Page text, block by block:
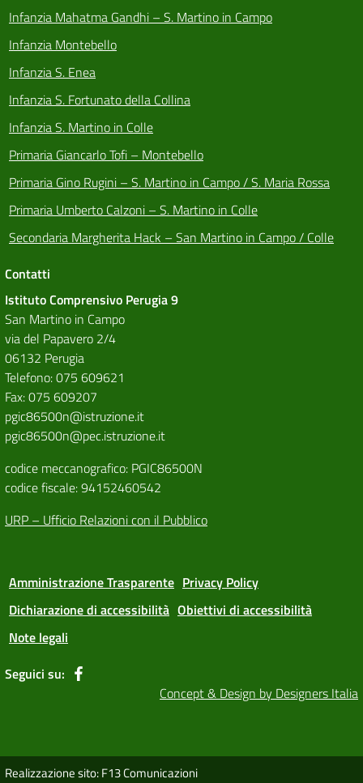
Infanzia Mahatma Gandhi – S. Martino in Campo
Infanzia Montebello
Infanzia S. Enea
Infanzia S. Fortunato della Collina
Infanzia S. Martino in Colle
Primaria Giancarlo Tofi – Montebello
Primaria Gino Rugini – S. Martino in Campo / S. Maria Rossa
Primaria Umberto Calzoni – S. Martino in Colle
Secondaria Margherita Hack – San Martino in Campo / Colle
Contatti
Istituto Comprensivo Perugia 9
San Martino in Campo
via del Papavero 2/4
06132 Perugia
Telefono: 075 609621
Fax: 075 609207
pgic86500n@istruzione.it
pgic86500n@pec.istruzione.it
codice meccanografico: PGIC86500N
codice fiscale: 94152460542
URP – Ufficio Relazioni con il Pubblico
Amministrazione Trasparente Privacy Policy
Dichiarazione di accessibilità Obiettivi di accessibilità
Note legali
Seguici su:
Concept & Design by Designers Italia
Realizzazione sito: F13 Comunicazioni